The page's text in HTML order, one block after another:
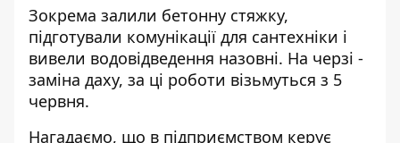
Зокрема залили бетонну стяжку,
підготували комунікації для сантехніки і
вивели водовідведення назовні. На черзі -
заміна даху, за ці роботи візьмуться з 5
червня.
Нагадаємо, що в підприємством керує